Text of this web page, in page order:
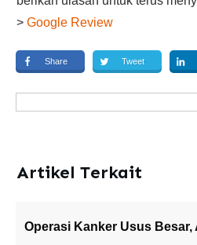
> Google Review
Share Tweet
Artikel Terkait
Operasi Kanker Usus Besar,